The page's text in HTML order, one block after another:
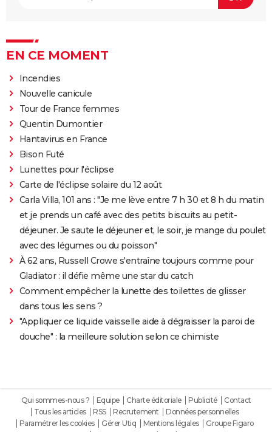
EN CE MOMENT
Incendies
Nouvelle canicule
Tour de France femmes
Quentin Dumontier
Hantavirus en France
Bison Futé
Lunettes pour l'éclipse
Carte de l'éclipse solaire du 12 août
Carla Villa, 101 ans : "Je me lève entre 7 h 30 et 8 h du matin
et je prends un café avec des petits biscuits au petit-
déjeuner. Je saute le déjeuner et, le soir, je mange du poulet
avec des légumes ou du poisson"
À 62 ans, Russell Crowe s'entraîne toujours comme pour
Gladiator : il défie même une star du catch
Comment empêcher la lunette des toilettes de glisser
dans tous les sens ?
"Appliquer ce liquide vaisselle aide à dégraisser la paroi de
douche" : la meilleure solution selon ce chimiste
Qui sommes-nous ? Equipe Charte éditoriale Publicité
Contact
Tous les articles
RSS Recrutement
Données personnelles
Paramétrer les cookies
Gérer Utiq Mentions légales
Groupe Figaro